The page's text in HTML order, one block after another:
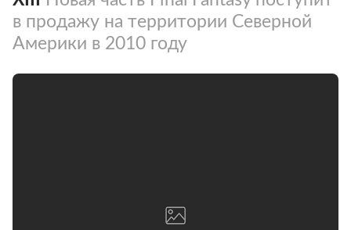
в продажу на территории Северной
Америки в 2010 году